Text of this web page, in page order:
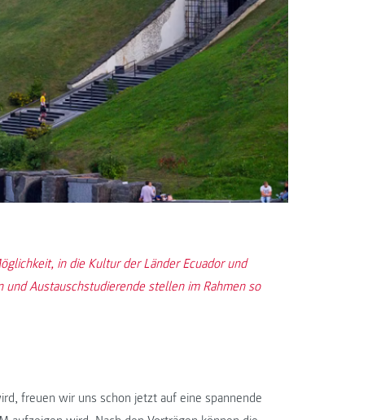
in die Kultur der Länder Ecuador und
Austauschstudierende stellen im Rahmen so
freuen wir uns schon jetzt auf eine spannende